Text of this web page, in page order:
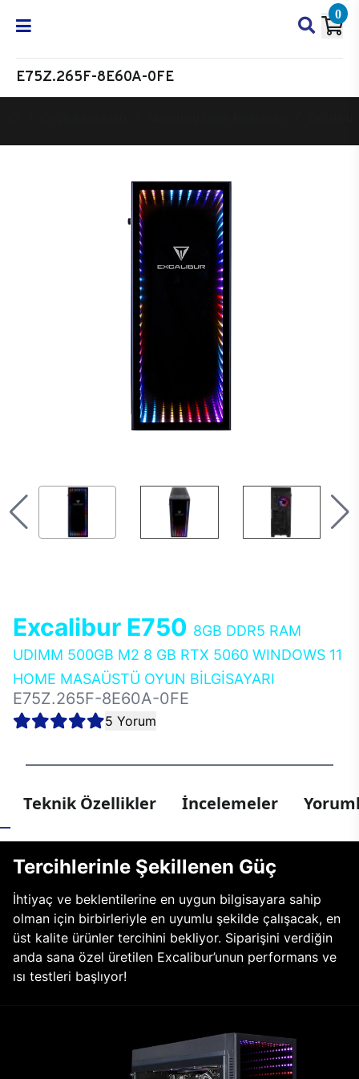
0
E75Z.265F-8E60A-0FE
Excalibur E750 8GB DDR5 RAM
UDIMM 500GB M2 8 GB RTX 5060 WINDOWS 11
HOME MASAÜSTÜ OYUN BİLGİSAYARI
E75Z.265F-8E60A-0FE
5 Yorum
Teknik Özellikler İncelemeler
Tercihlerinle Şekillenen Güç
İhtiyaç ve beklentilerine en uygun bilgisayara sahip
olman için birbirleriyle en uyumlu şekilde çalışacak, en
üst kalite ürünler tercihini bekliyor. Siparişini verdiğin
anda sana özel üretilen Excalibur’unun performans ve
ısı testleri başlıyor!